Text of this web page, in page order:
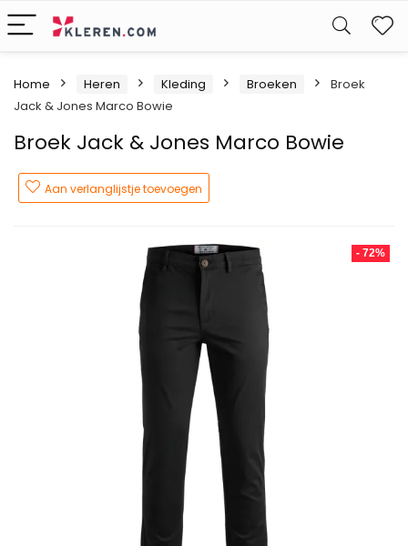
Home Heren Kleding Broeken
Broek
Jack & Jones Marco Bowie
Broek Jack & Jones Marco Bowie
Aan verlanglijstje toevoegen
- 72%